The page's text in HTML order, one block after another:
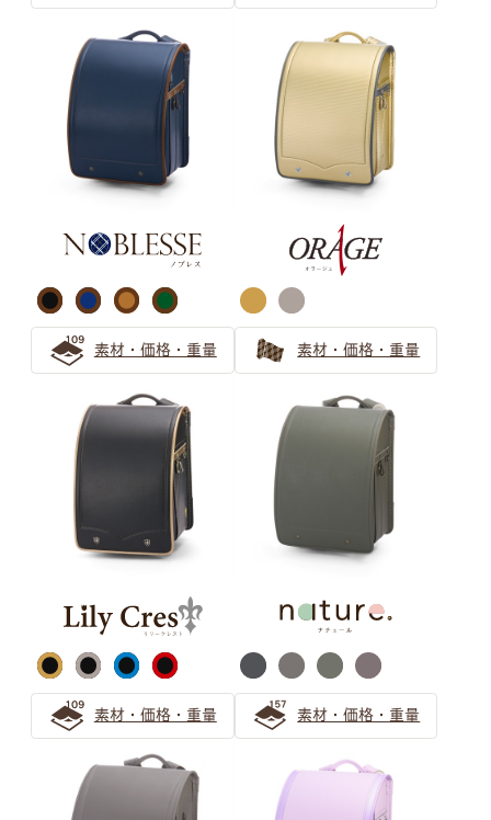
キャメルのランドセルは女の子にも男の子にもおすすめ
オレンジのランドセルで彩る6年間 萬勇鞄ランドセルの
先輩ご家族の声
ブラウン ランドセルの選び方
【保存版】ブラウンのランドセルは大人可愛い！女の子か
ら人気急上昇！
茶色（ブラウン系）ランドセル シックで上品なデザイン
をご紹介
大人可愛いブラウンのランドセルは人気急上昇中！
パープル ランドセルの選び方
パープルのランドセルは女の子の憧れ！可愛らしさと気品
で飽きない工夫もできる
清楚で個性的な薄紫ランドセル 親子で安心の選び方ガイ
気品漂うパープル（紫色）カラーの人気ランドセル
ピンク ランドセルの選び方
【2026年度ご入学向け】ピンクのランドセルは女の子に
可愛さ華やぐローズピンクのランドセル！お子さまに一番
素材・価格・重量 素材・価格・重量
素材・価格・重量 素材・価格・重量